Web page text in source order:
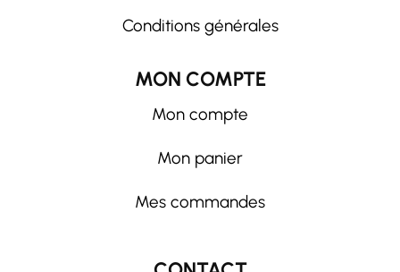
Conditions générales
MON COMPTE
Mon compte
Mon panier
Mes commandes